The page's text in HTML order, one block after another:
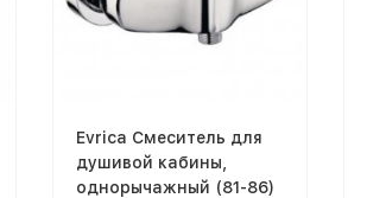
Evrica Смеситель для
душивой кабины,
однорычажный (81-86)